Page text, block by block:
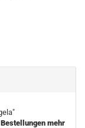
mehr